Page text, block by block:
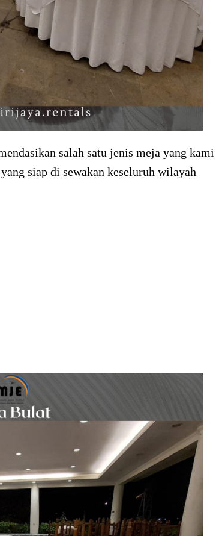
salah satu jenis meja yang kami
siap di sewakan keseluruh wilayah